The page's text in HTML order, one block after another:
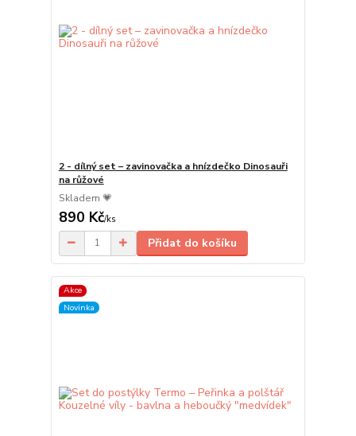
2 - dílný set – zavinovačka a hnízdečko Dinosauři
na růžové
Skladem 💗
890 Kč/ks
Přidat do košíku
Akce
Novinka